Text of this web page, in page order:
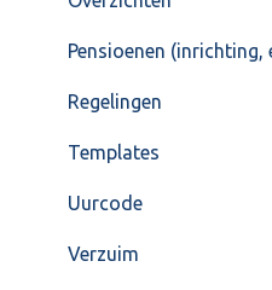
Pensioenen (inrichting,
Regelingen
Templates
Uurcode
Verzuim